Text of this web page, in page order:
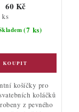
(7 ks)
60 Kč
košíčky pro
koláčků
z pevného